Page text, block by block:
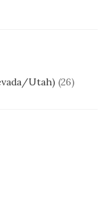
Utah) (26)